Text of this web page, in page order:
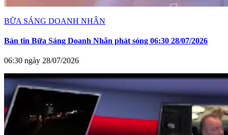
BỮA SÁNG DOANH NHÂN
Bản tin Bữa Sáng Doanh Nhân phát sóng 06:30 28/07/2026
06:30 ngày 28/07/2026